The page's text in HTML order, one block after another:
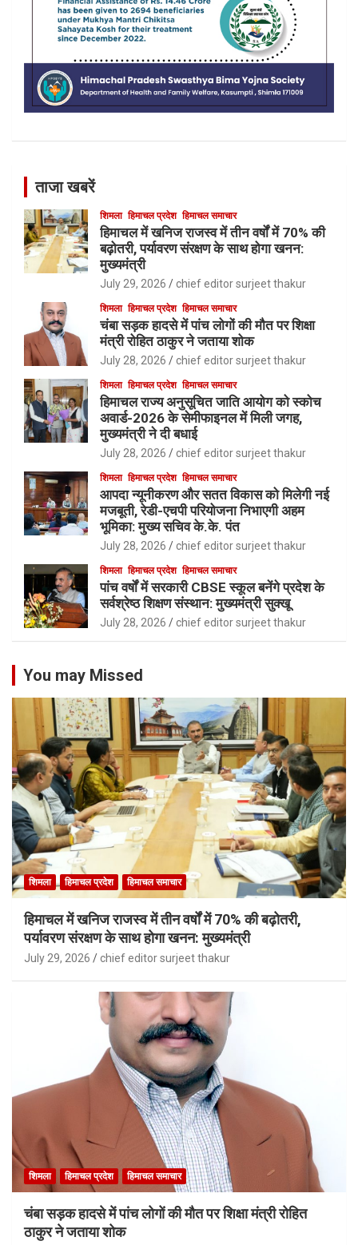
ताजा खबरें
शिमला हिमाचल प्रदेश हिमाचल समाचार
हिमाचल में खनिज राजस्व में तीन वर्षों में 70% की
बढ़ोतरी, पर्यावरण संरक्षण के साथ होगा खनन:
मुख्यमंत्री
July 29, 2026 chief editor surjeet thakur
शिमला हिमाचल प्रदेश हिमाचल समाचार
चंबा सड़क हादसे में पांच लोगों की मौत पर शिक्षा
मंत्री रोहित ठाकुर ने जताया शोक
July 28, 2026 chief editor surjeet thakur
शिमला हिमाचल प्रदेश हिमाचल समाचार
हिमाचल राज्य अनुसूचित जाति आयोग को स्कोच
अवार्ड-2026 के सेमीफाइनल में मिली जगह,
मुख्यमंत्री ने दी बधाई
July 28, 2026 chief editor surjeet thakur
शिमला हिमाचल प्रदेश हिमाचल समाचार
आपदा न्यूनीकरण और सतत विकास को मिलेगी नई
मजबूती, रेडी-एचपी परियोजना निभाएगी अहम
भूमिका: मुख्य सचिव के.के. पंत
July 28, 2026 chief editor surjeet thakur
शिमला हिमाचल प्रदेश हिमाचल समाचार
पांच वर्षों में सरकारी CBSE स्कूल बनेंगे प्रदेश के
सर्वश्रेष्ठ शिक्षण संस्थान: मुख्यमंत्री सुक्खू
July 28, 2026 chief editor surjeet thakur
You may Missed
शिमला हिमाचल प्रदेश हिमाचल समाचार
हिमाचल में खनिज राजस्व में तीन वर्षों में 70% की बढ़ोतरी,
पर्यावरण संरक्षण के साथ होगा खनन: मुख्यमंत्री
July 29, 2026 chief editor surjeet thakur
शिमला हिमाचल प्रदेश हिमाचल समाचार
चंबा सड़क हादसे में पांच लोगों की मौत पर शिक्षा मंत्री रोहित
ठाकुर ने जताया शोक